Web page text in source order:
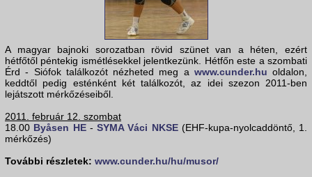
A magyar bajnoki sorozatban rövid szünet van a héten, ezért
hétfőtől péntekig ismétlésekkel jelentkezünk. Hétfőn este a szombati
Érd - Siófok találkozót nézheted meg a www.cunder.hu oldalon,
keddtől pedig esténként két találkozót, az idei szezon 2011-ben
lejátszott mérkőzéseiből.
2011. február 12. szombat
18.00 Byåsen HE- SYMA Váci NKSE(EHF-kupa-nyolcaddöntő, 1.
mérkőzés)
További részletek: www.cunder.hu/hu/musor/